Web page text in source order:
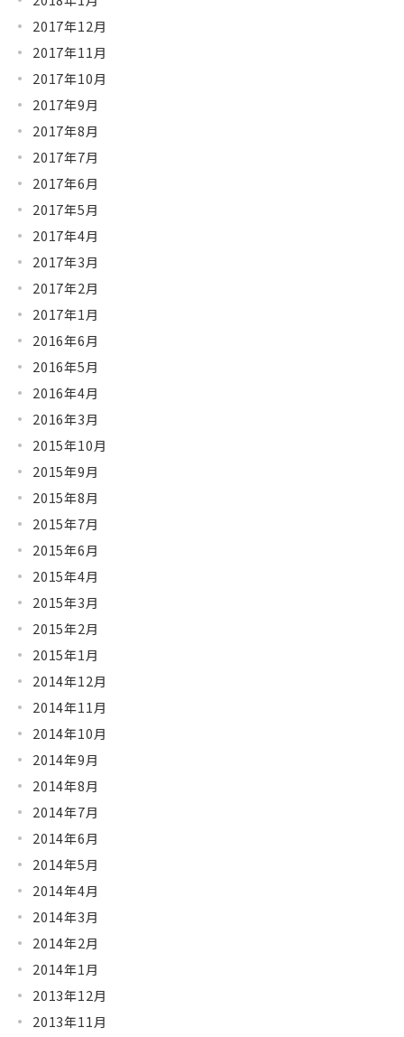
2017年12月
2017年11月
2017年10月
2017年9月
2017年8月
2017年7月
2017年6月
2017年5月
2017年4月
2017年3月
2017年2月
2017年1月
2016年6月
2016年5月
2016年4月
2016年3月
2015年10月
2015年9月
2015年8月
2015年7月
2015年6月
2015年4月
2015年3月
2015年2月
2015年1月
2014年12月
2014年11月
2014年10月
2014年9月
2014年8月
2014年7月
2014年6月
2014年5月
2014年4月
2014年3月
2014年2月
2014年1月
2013年12月
2013年11月